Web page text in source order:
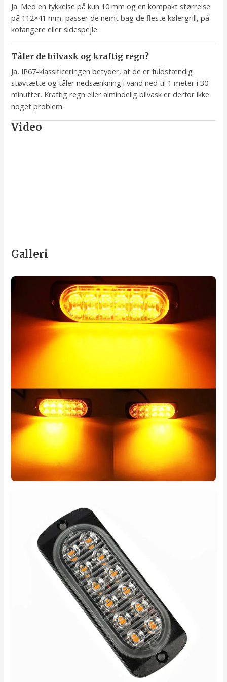
Ja. Med en tykkelse på kun 10 mm og en kompakt størrelse
på 112×41 mm, passer de nemt bag de fleste kølergrill, på
kofangere eller sidespejle.
Tåler de bilvask og kraftig regn?
Ja, IP67-klassificeringen betyder, at de er fuldstændig
støvtætte og tåler nedsænkning i vand ned til 1 meter i 30
minutter. Kraftig regn eller almindelig bilvask er derfor ikke
noget problem.
Video
Galleri